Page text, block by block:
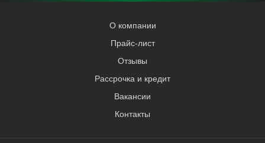
О компании
Прайс-лист
Отзывы
Рассрочка и кредит
Вакансии
Контакты